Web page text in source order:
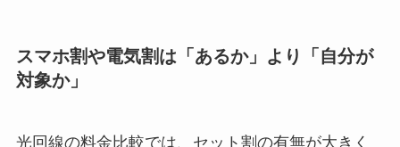
スマホ割や電気割は「あるか」より「自分が
対象か」
光回線の料金比較では、セット割の有無が大きく